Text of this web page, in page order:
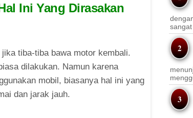
Ini Yang Dirasakan
tiba-tiba bawa motor kembali.
dilakukan. Namun karena
mobil, biasanya hal ini yang
dan jarak jauh.